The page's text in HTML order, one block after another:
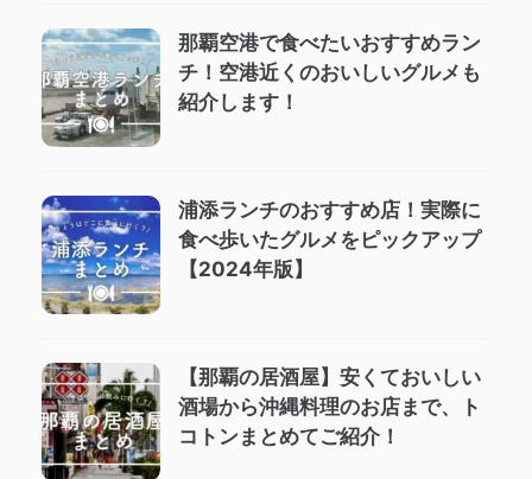
那覇空港で食べたいおすすめラン
チ！空港近くのおいしいグルメも
紹介します！
浦添ランチのおすすめ店！実際に
食べ歩いたグルメをピックアップ
【2024年版】
【那覇の居酒屋】安くておいしい
酒場から沖縄料理のお店まで、ト
コトンまとめてご紹介！